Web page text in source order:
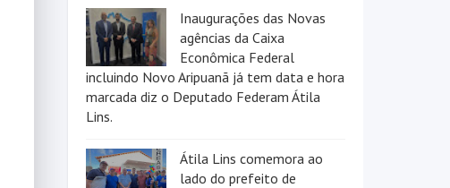
Inaugurações das Novas
agências da Caixa
Econômica Federal
incluindo Novo Aripuanã já tem data e hora
marcada diz o Deputado Federam Átila
Lins.
Átila Lins comemora ao
lado do prefeito de